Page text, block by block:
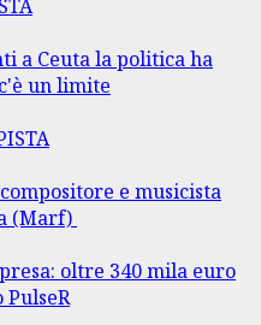
a Ceuta la politica ha
un limite
e musicista
(Marf)
oltre 340 mila euro